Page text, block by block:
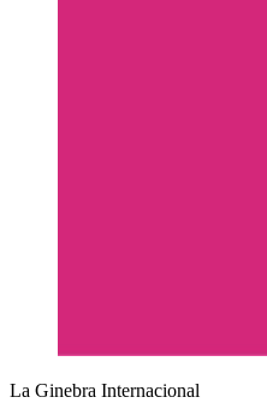
La Ginebra Internacional